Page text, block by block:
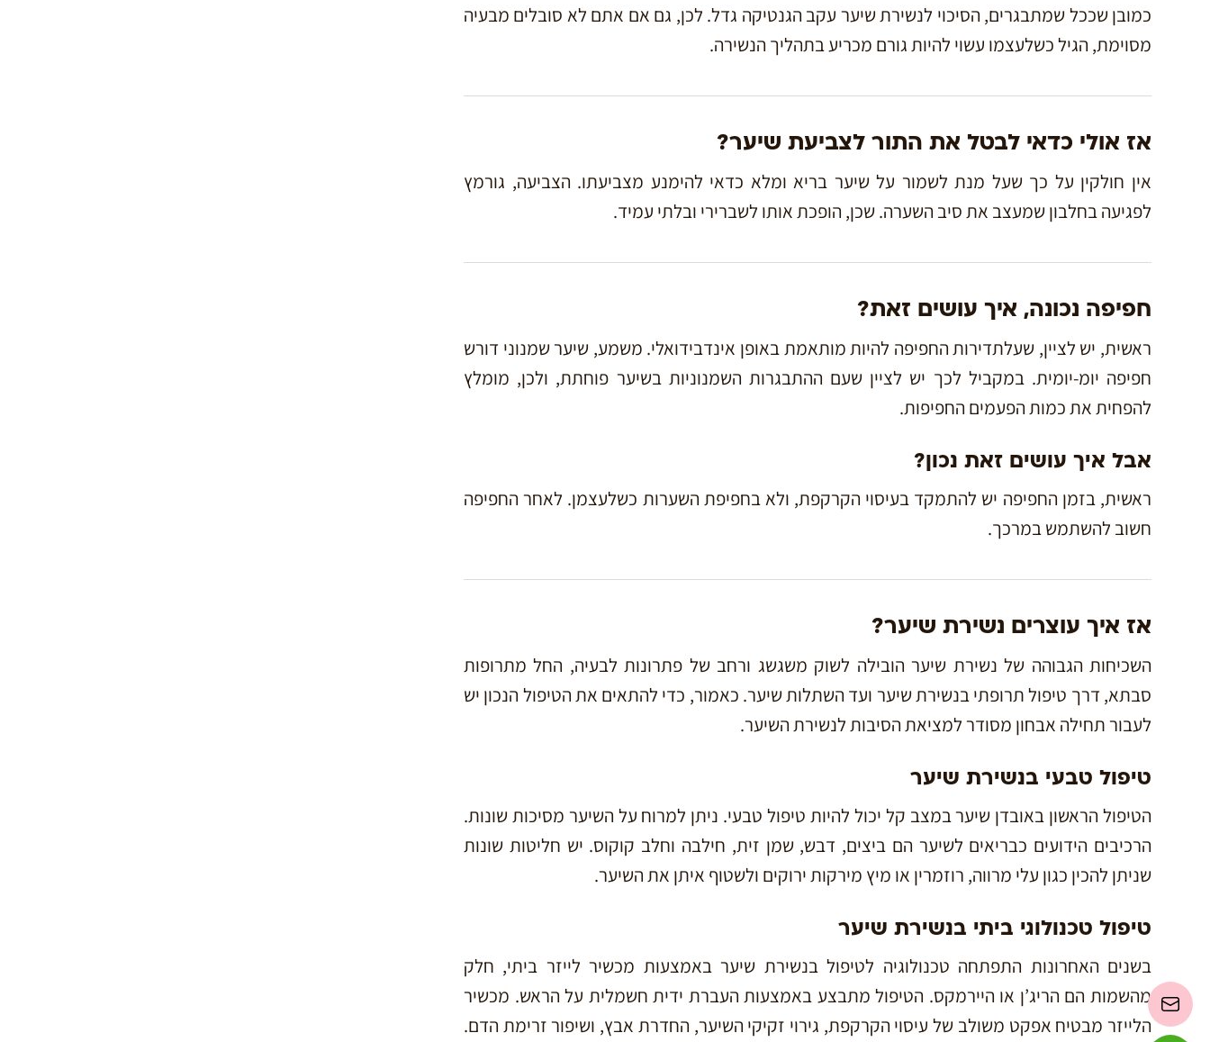
כמובן שככל שמתבגרים, הסיכוי לנשירת שיער עקב הגנטיקה גדל. לכן, גם אם אתם לא סובלים מבעיה
מסוימת, הגיל כשלעצמו עשוי להיות גורם מכריע בתהליך הנשירה.
אז אולי כדאי לבטל את התור לצביעת שיער?
אין חולקין על כך שעל מנת לשמור על שיער בריא ומלא כדאי להימנע מצביעתו. הצביעה, גורמץ
לפגיעה בחלבון שמעצב את סיב השערה. שכן, הופכת אותו לשברירי ובלתי עמיד.
חפיפה נכונה, איך עושים זאת?
ראשית, יש לציין, שעלתדירות החפיפה להיות מותאמת באופן אינדבידואלי. משמע, שיער שמנוני דורש
חפיפה יומ-יומית. במקביל לכך יש לציין שעם ההתבגרות השמנוניות בשיער פוחתת, ולכן, מומלץ
להפחית את כמות הפעמים החפיפות.
אבל איך עושים זאת נכון?
ראשית, בזמן החפיפה יש להתמקד בעיסוי הקרקפת, ולא בחפיפת השערות כשלעצמן. לאחר החפיפה
חשוב להשתמש במרכך.
אז איך עוצרים נשירת שיער?
השכיחות הגבוהה של נשירת שיער הובילה לשוק משגשג ורחב של פתרונות לבעיה, החל מתרופות
סבתא, דרך טיפול תרופתי בנשירת שיער ועד השתלות שיער. כאמור, כדי להתאים את הטיפול הנכון יש
לעבור תחילה אבחון מסודר למציאת הסיבות לנשירת השיער.
טיפול טבעי בנשירת שיער
הטיפול הראשון באובדן שיער במצב קל יכול להיות טיפול טבעי. ניתן למרוח על השיער מסיכות שונות.
הרכיבים הידועים כבריאים לשיער הם ביצים, דבש, שמן זית, חילבה וחלב קוקוס. יש חליטות שונות
שניתן להכין כגון עלי מרווה, רוזמרין או מיץ מירקות ירוקים ולשטוף איתן את השיער.
טיפול טכנולוגי ביתי בנשירת שיער
בשנים האחרונות התפתחה טכנולוגיה לטיפול בנשירת שיער באמצעות מכשיר לייזר ביתי, חלק
מהשמות הם הריג’ן או היירמקס. הטיפול מתבצע באמצעות העברת ידית חשמלית על הראש. מכשיר
הלייזר מבטיח אפקט משולב של עיסוי הקרקפת, גירוי זקיקי השיער, החדרת אבץ, ושיפור זרימת הדם.